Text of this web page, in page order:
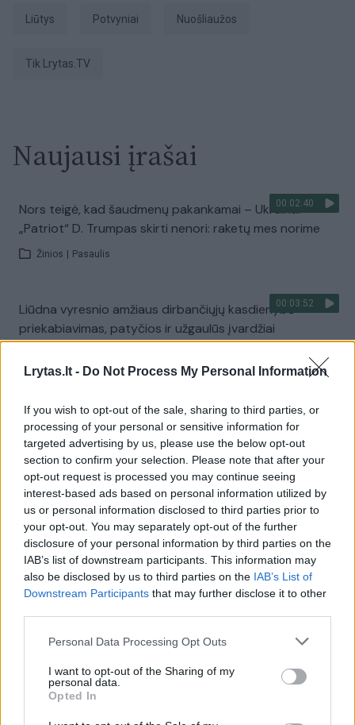
Lrytas.lt - Do Not Process My Personal Information
If you wish to opt-out of the sale, sharing to third parties, or
processing of your personal or sensitive information for
targeted advertising by us, please use the below opt-out
section to confirm your selection. Please note that after your
opt-out request is processed you may continue seeing
interest-based ads based on personal information utilized by
us or personal information disclosed to third parties prior to
your opt-out. You may separately opt-out of the further
disclosure of your personal information by third parties on the
IAB’s list of downstream participants. This information may
also be disclosed by us to third parties on the IAB’s List of
Downstream Participants that may further disclose it to other
Personal Data Processing Opt Outs
I want to opt-out of the Sharing of my
personal data.
Opted In
liūtys potvyniai nuošliaužos
tik Lrytas.TV
Naujausi įrašai
00:02:40
Nors teigė, kad šaudmenų pakankamai – Ukrainai
„Patriot“ D. Trumpas skirti nenori: raketų mes norime
Žinios Pasaulis
00:03:52
Liūdna vyresnio amžiaus dirbančiųjų kasdienybė –
priekabiavimas, patyčios ir užgaulūs įvardžiai
00:00:29
Tailandą sukrėtė protu nesuvokiamas išpuolis:
paauglys nušovė senelius, 3 mokytojus ir 3 moksleivius
Žinios Pasaulis
00:02:08
Aukštaitijos pučiamųjų orkestras Nyderlanduose
apgynė čempionų vardą
Žinios Lietuvos diena
Žiūrimiausi įrašai